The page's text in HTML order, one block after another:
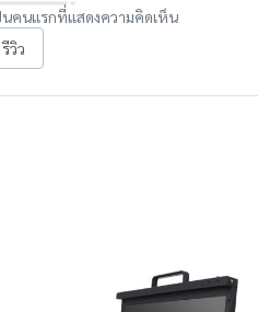
คนแรกที่แสดงความคิดเห็น
รีวิว